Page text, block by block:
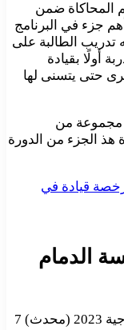
المحاكاة ضمن
جزء في البرنامج
تدريب الطالبة على
أولًا بقيادة
حتى يتسنى لها
مجموعة من
هذ الجزء من الدورة
قيادة في
الدمام